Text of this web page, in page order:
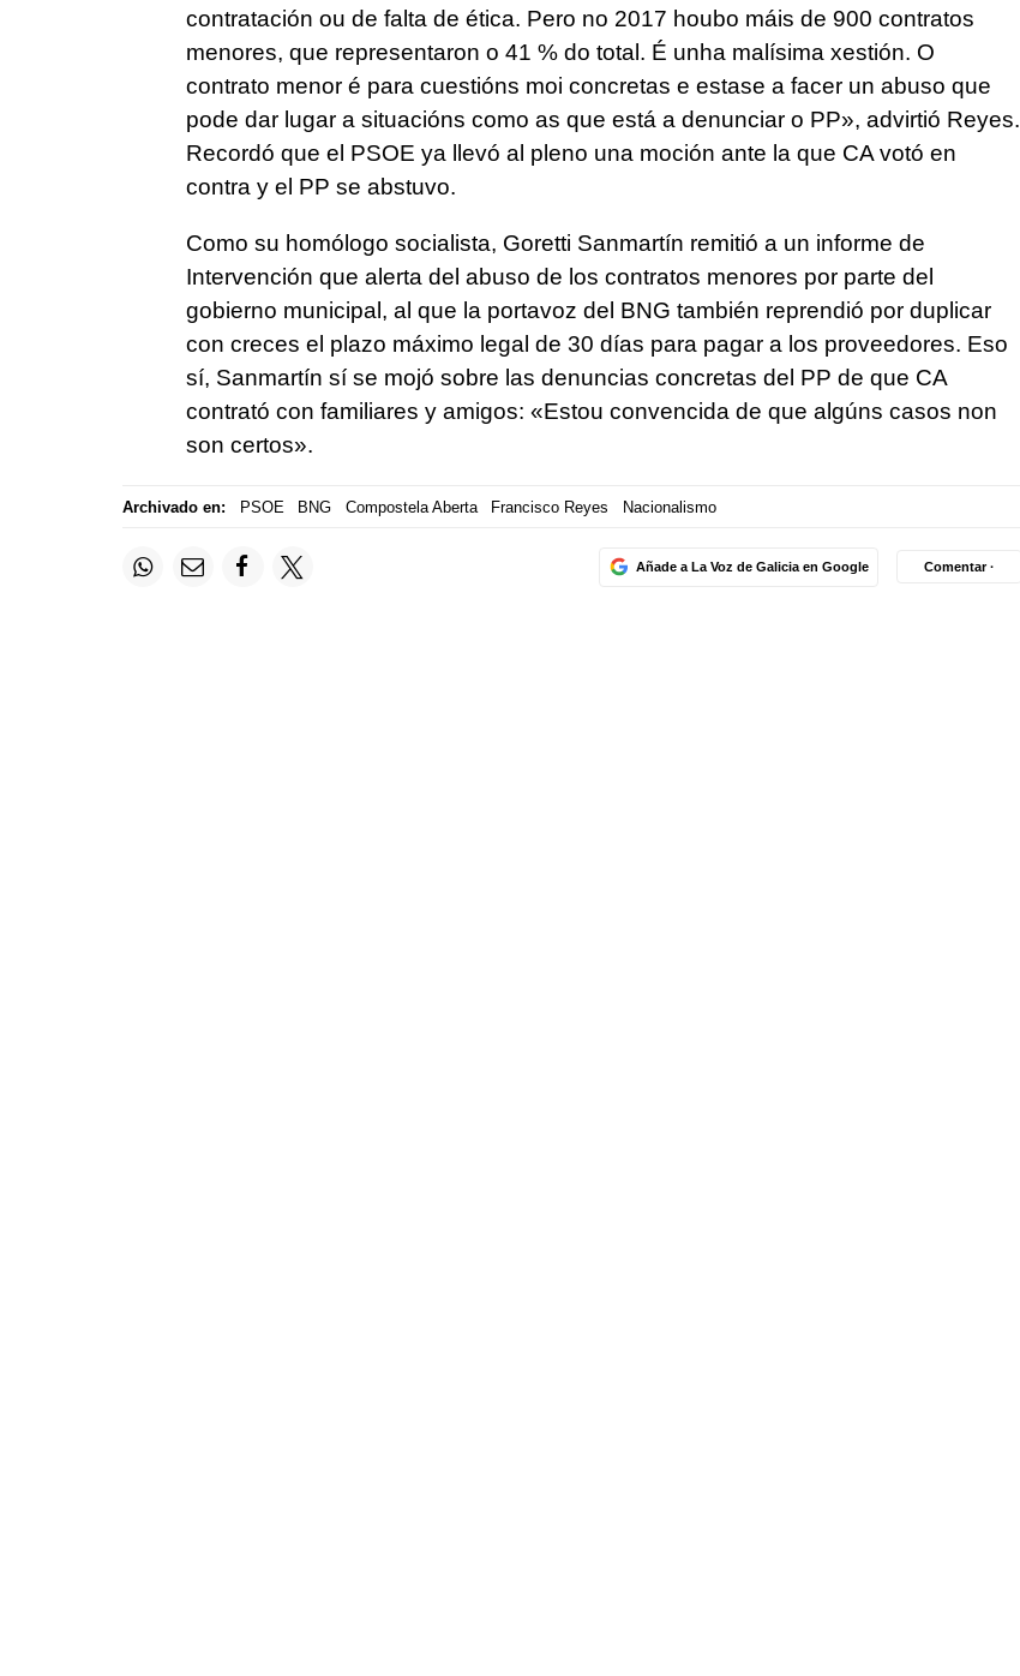
contratación ou de falta de ética. Pero no 2017 houbo máis de 900 contratos
menores, que representaron o 41 % do total. É unha malísima xestión. O
contrato menor é para cuestións moi concretas e estase a facer un abuso que
pode dar lugar a situacións como as que está a denunciar o PP», advirtió Reyes.
Recordó que el PSOE ya llevó al pleno una moción ante la que CA votó en
contra y el PP se abstuvo.
Como su homólogo socialista, Goretti Sanmartín remitió a un informe de
Intervención que alerta del abuso de los contratos menores por parte del
gobierno municipal, al que la portavoz del BNG también reprendió por duplicar
con creces el plazo máximo legal de 30 días para pagar a los proveedores. Eso
sí, Sanmartín sí se mojó sobre las denuncias concretas del PP de que CA
contrató con familiares y amigos: «Estou convencida de que algúns casos non
son certos».
Archivado en: PSOE BNG Compostela Aberta Francisco Reyes Nacionalismo
Añade a La Voz de Galicia en Google Comentar ·